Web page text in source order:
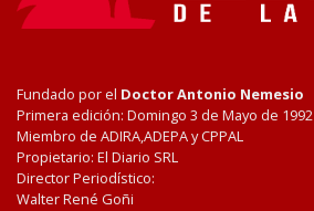
Fundado por el Doctor Antonio Nemesio
Primera edición: Domingo 3 de Mayo de 1992
Miembro de ADIRA,ADEPA y CPPAL
Propietario: El Diario SRL
Director Periodístico:
Walter René Goñi